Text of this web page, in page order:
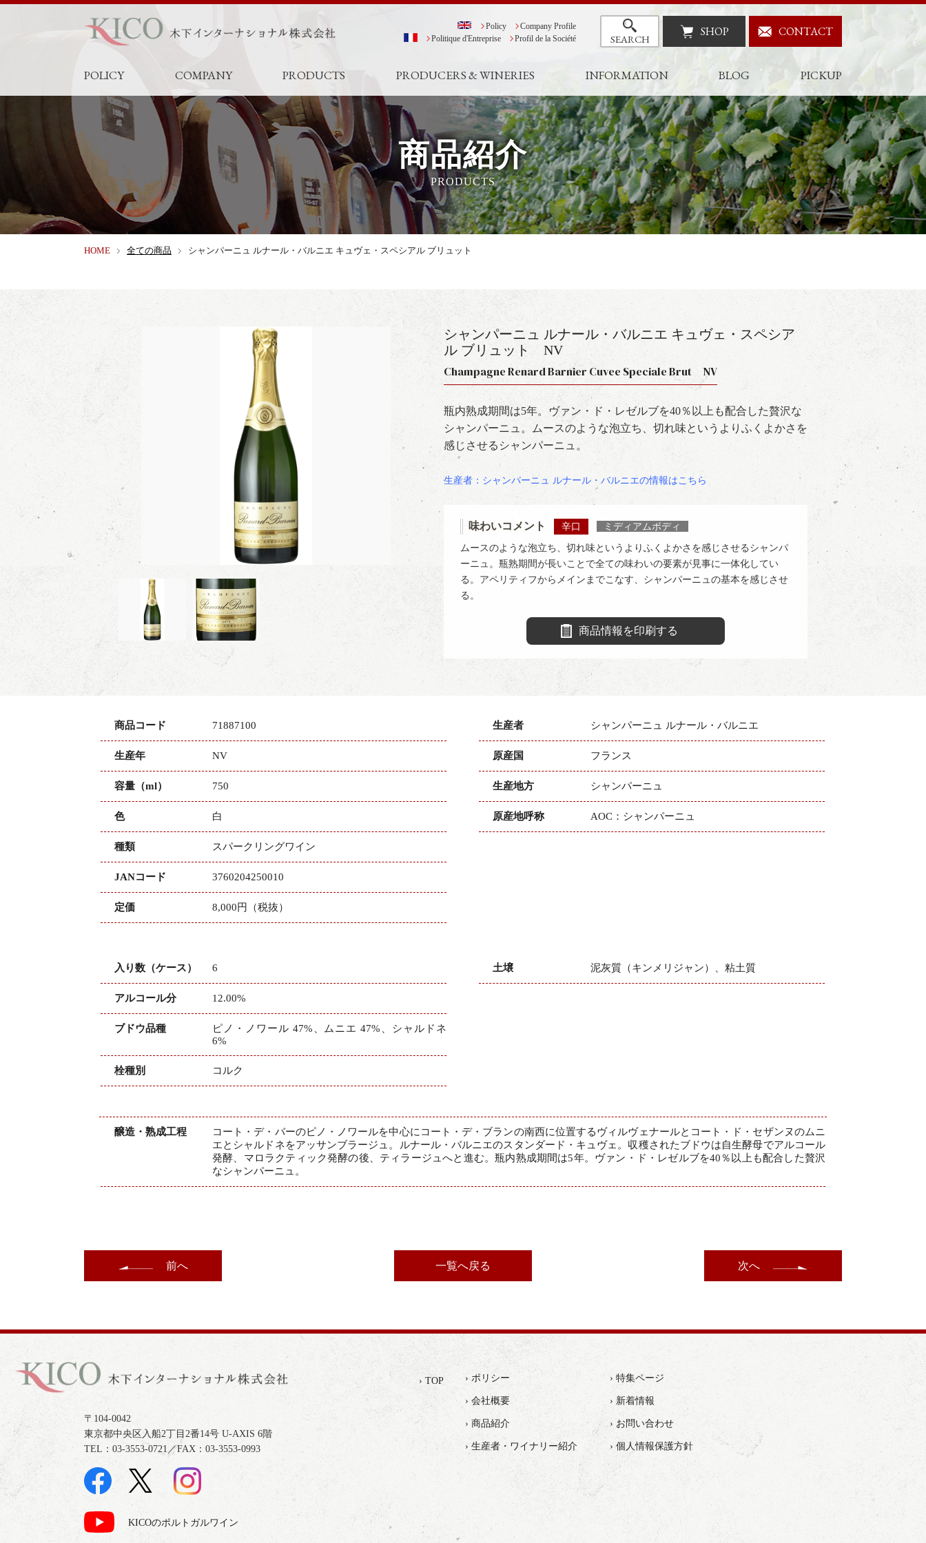
Policy
Company Profile
Politique d'Entreprise
Profil de la Société SEARCH SHOP CONTACT
POLICY COMPANY PRODUCTS PRODUCERS & WINERIES INFORMATION BLOG PICKUP
商品紹介
PRODUCTS
HOME 全ての商品 シャンパーニュ ルナール・バルニエ キュヴェ・スペシアル ブリュット
シャンパーニュ ルナール・バルニエ キュヴェ・スペシア
ル ブリュット
NV
Champagne Renard Barnier Cuvee Speciale Brut NV
瓶内熟成期間は5年。ヴァン・ド・レゼルブを40％以上も配合した贅沢な
シャンパーニュ。ムースのような泡立ち、切れ味というよりふくよかさを
感じさせるシャンパーニュ。
生産者：シャンパーニュ ルナール・バルニエの情報はこちら
味わいコメント 辛口
ミディアムボディ
ムースのような泡立ち、切れ味というよりふくよかさを感じさせるシャンパ
ーニュ。瓶熟期間が長いことで全ての味わいの要素が見事に一体化してい
る。アペリティフからメインまでこなす、シャンパーニュの基本を感じさせ
る。
商品情報を印刷する
商品コード 71887100
生産年 NV
容量（ml） 750
色 白
種類 スパークリングワイン
JANコード 3760204250010
定価 8,000円（税抜）
生産者 シャンパーニュ ルナール・バルニエ
原産国 フランス
生産地方 シャンパーニュ
原産地呼称 AOC：シャンパーニュ
入り数（ケース） 6
アルコール分 12.00%
ブドウ品種
ピノ・ノワール 47%、ムニエ 47%、シャルドネ
6%
栓種別 コルク
土壌 泥灰質（キンメリジャン）、粘土質
醸造・熟成工程
コート・デ・バーのピノ・ノワールを中心にコート・デ・ブランの南西に位置するヴィルヴェナールとコート・ド・セザンヌのムニ
エとシャルドネをアッサンブラージュ。ルナール・バルニエのスタンダード・キュヴェ。収穫されたブドウは自生酵母でアルコール
発酵、マロラクティック発酵の後、ティラージュへと進む。瓶内熟成期間は5年。ヴァン・ド・レゼルブを40％以上も配合した贅沢
なシャンパーニュ。
前へ 一覧へ戻る 次へ
〒104-0042
東京都中央区入船2丁目2番14号 U-AXIS 6階
TEL：03-3553-0721／FAX：03-3553-0993
KICOのポルトガルワイン
› TOP › ポリシー › 特集ページ
› 会社概要 › 新着情報
› 商品紹介 › お問い合わせ
› 生産者・ワイナリー紹介 › 個人情報保護方針